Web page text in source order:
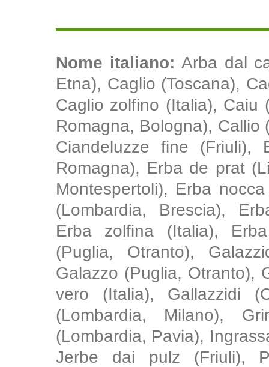
Nome italiano:Arba dal
Etna), Caglio (Toscana),
Caglio zolfino (Italia), Caiu
Romagna, Bologna), Callio
Ciandeluzze fine (Friuli),
Romagna), Erba de prat
Montespertoli), Erba
(Lombardia, Brescia),
Erba zolfina (Italia),
(Puglia, Otranto),
Galazzo (Puglia, Otranto),
vero (Italia), Gallazzidi
(Lombardia, Milano),
(Lombardia, Pavia),
Jerbe dai pulz (Friuli),